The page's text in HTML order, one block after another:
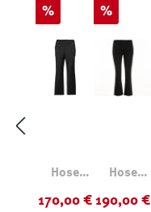
Rabatt
%
Hose
170,00 €
Rabatt
%
Hose
190,00 €